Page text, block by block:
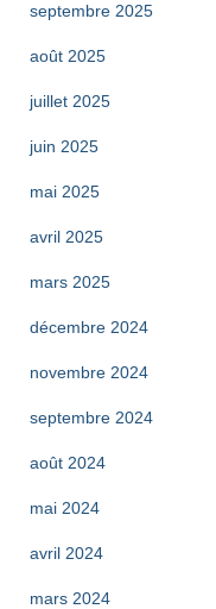
septembre 2025
août 2025
juillet 2025
juin 2025
mai 2025
avril 2025
mars 2025
décembre 2024
novembre 2024
septembre 2024
août 2024
mai 2024
avril 2024
mars 2024